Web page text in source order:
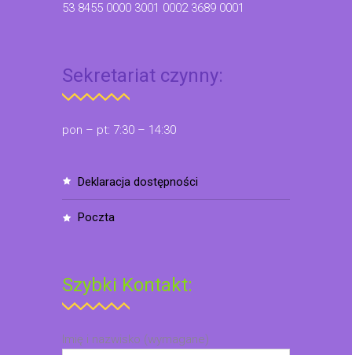
53 8455 0000 3001 0002 3689 0001
Sekretariat czynny:
pon – pt: 7:30 – 14:30
deklaracja dostępności
poczta
Szybki Kontakt:
Imię i nazwisko (wymagane)